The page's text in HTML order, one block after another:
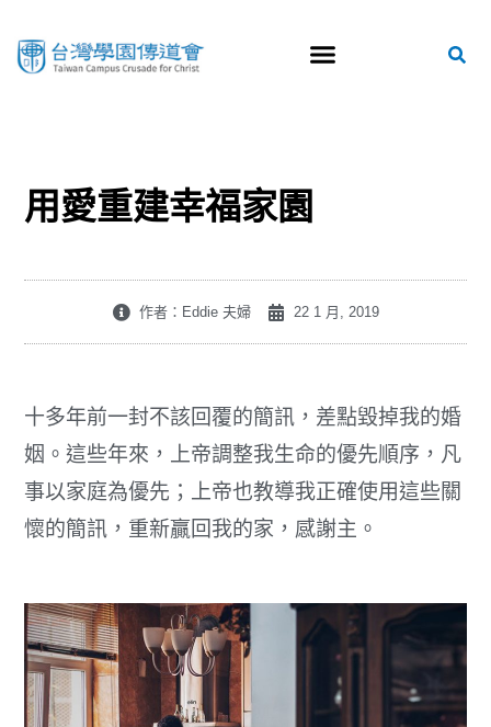
用愛重建幸福家園
作者：Eddie 夫婦 22 1 月, 2019
十多年前一封不該回覆的簡訊，差點毀掉我的婚
姻。這些年來，上帝調整我生命的優先順序，凡
事以家庭為優先；上帝也教導我正確使用這些關
懷的簡訊，重新贏回我的家，感謝主。